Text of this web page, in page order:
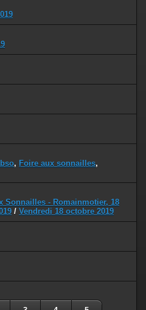
, Foire aux sonnailles,
Sonnailles - Romainmotier, 18
/ Vendredi 18 octobre 2019